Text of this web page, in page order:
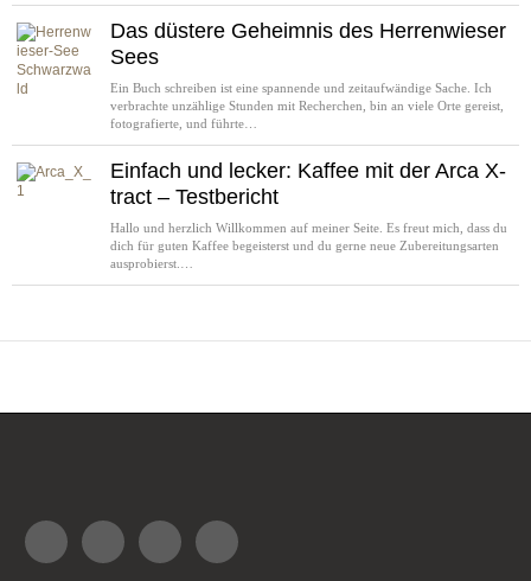
Das düstere Geheimnis des Herrenwieser
Sees
Ein Buch schreiben ist eine spannende und zeitaufwändige Sache. Ich
verbrachte unzählige Stunden mit Recherchen, bin an viele Orte gereist,
fotografierte, und führte…
Einfach und lecker: Kaffee mit der Arca X-
tract – Testbericht
Hallo und herzlich Willkommen auf meiner Seite. Es freut mich, dass du
dich für guten Kaffee begeisterst und du gerne neue Zubereitungsarten
ausprobierst.…